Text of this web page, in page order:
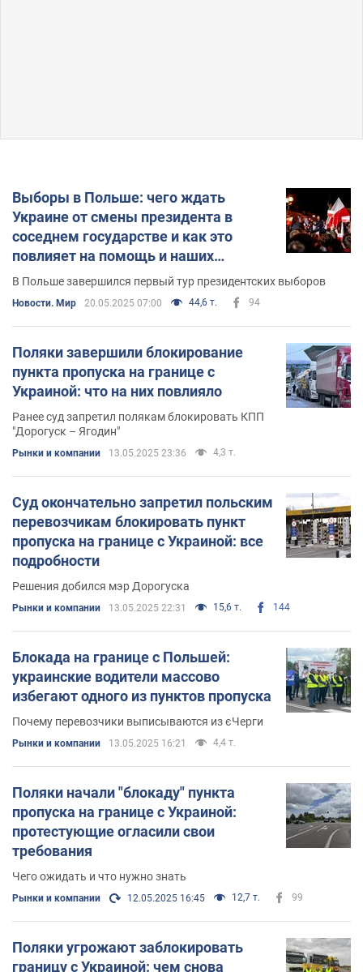
Выборы в Польше: чего ждать
Украине от смены президента в
соседнем государстве и как это
повлияет на помощь и наших
беженцев
В Польше завершился первый тур президентских выборов
Новости. Мир 20.05.2025 07:00 44,6 т. 94
Поляки завершили блокирование
пункта пропуска на границе с
Украиной: что на них повлияло
Ранее суд запретил полякам блокировать КПП
"Дорогуск – Ягодин"
Рынки и компании 13.05.2025 23:36 4,3 т.
Суд окончательно запретил польским
перевозчикам блокировать пункт
пропуска на границе с Украиной: все
подробности
Решения добился мэр Дорогуска
Рынки и компании 13.05.2025 22:31 15,6 т. 144
Блокада на границе с Польшей:
украинские водители массово
избегают одного из пунктов пропуска
Почему перевозчики выписываются из єЧерги
Рынки и компании 13.05.2025 16:21 4,4 т.
Поляки начали "блокаду" пункта
пропуска на границе с Украиной:
протестующие огласили свои
требования
Чего ожидать и что нужно знать
Рынки и компании 12.05.2025 16:45 12,7 т. 99
Поляки угрожают заблокировать
границу с Украиной: чем снова